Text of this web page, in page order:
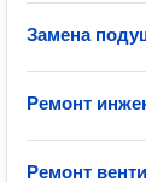
Замена
Ремонт
Ремонт